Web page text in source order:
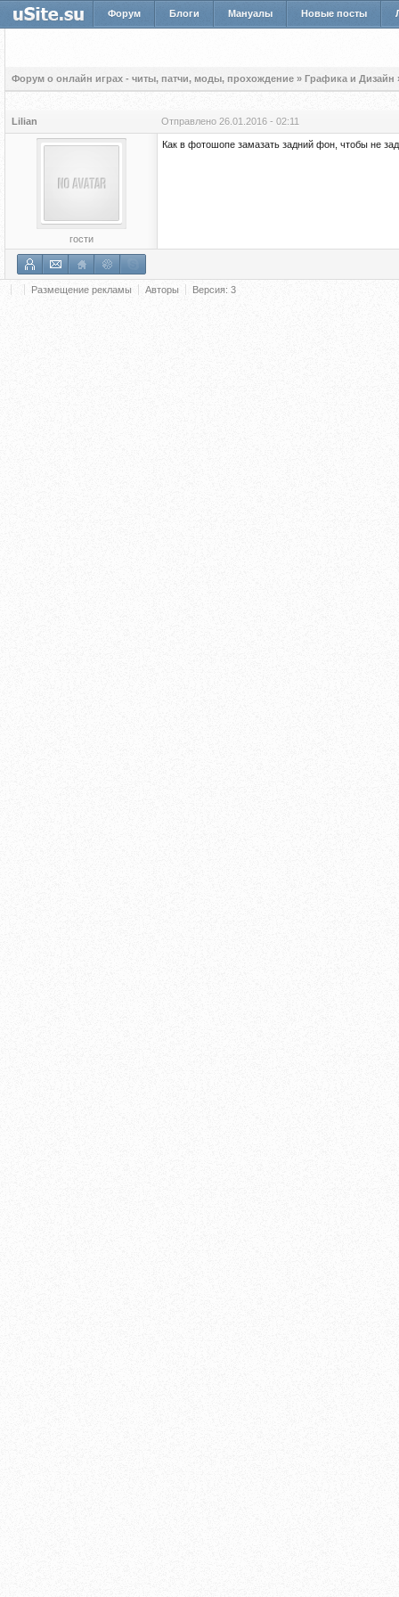
Форум Блоги Мануалы Новые посты
Форум о онлайн играх - читы, патчи, моды, прохождение » Графика и Дизайн
Lilian Отправлено 26.01.2016 - 02:11
гости
Как в фотошопе замазать задний фон, чтобы не
Размещение рекламы Авторы Версия: 3